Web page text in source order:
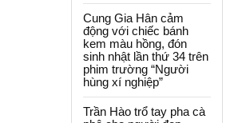
Cung Gia Hân cảm
động với chiếc bánh
kem màu hồng, đón
sinh nhật lần thứ 34 trên
phim trường “Người
hùng xí nghiệp”
Trần Hào trổ tay pha cà